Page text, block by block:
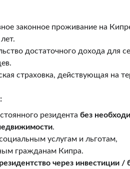
законное проживание на
достаточного дохода для
страховка, действующая на
резидента без
.
услугам и льготам,
гражданам Кипра.
через инвестиции /